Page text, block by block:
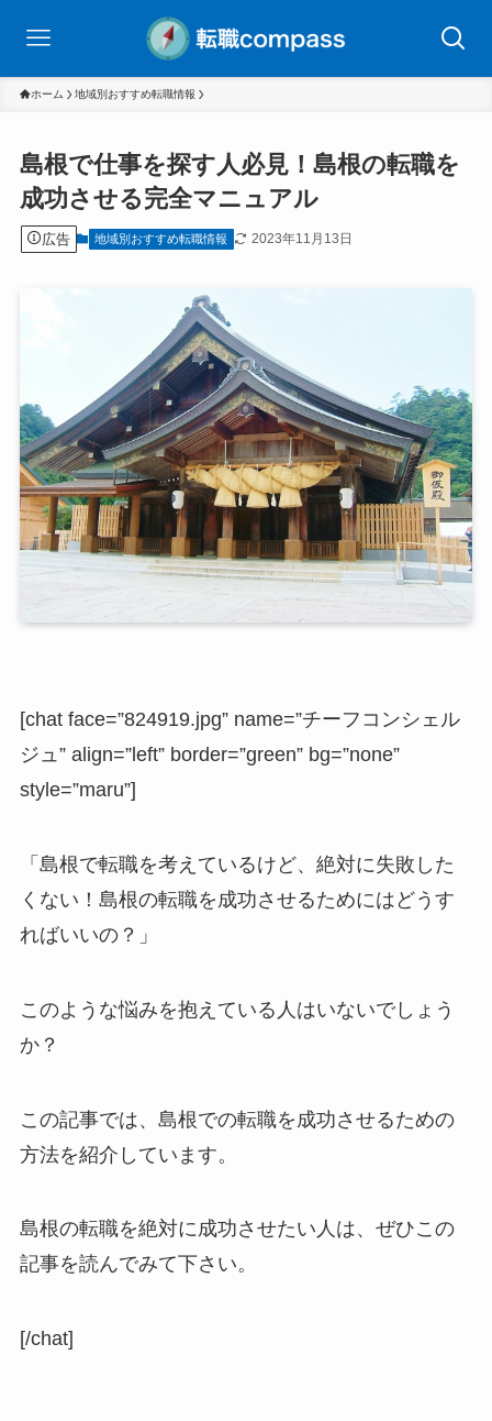
ホーム 地域別おすすめ転職情報
島根で仕事を探す人必見！島根の転職を
成功させる完全マニュアル
広告 地域別おすすめ転職情報 2023年11月13日
[chat face=”824919.jpg” name=”チーフコンシェル
ジュ” align=”left” border=”green” bg=”none”
style=”maru”]
「島根で転職を考えているけど、絶対に失敗した
くない！島根の転職を成功させるためにはどうす
ればいいの？」
このような悩みを抱えている人はいないでしょう
か？
この記事では、島根での転職を成功させるための
方法を紹介しています。
島根の転職を絶対に成功させたい人は、ぜひこの
記事を読んでみて下さい。
[/chat]